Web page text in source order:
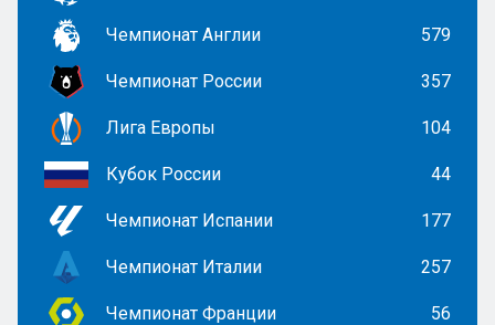
Чемпионат Англии 579
Чемпионат России 357
Лига Европы 104
Кубок России 44
Чемпионат Испании 177
Чемпионат Италии 257
Чемпионат Франции 56